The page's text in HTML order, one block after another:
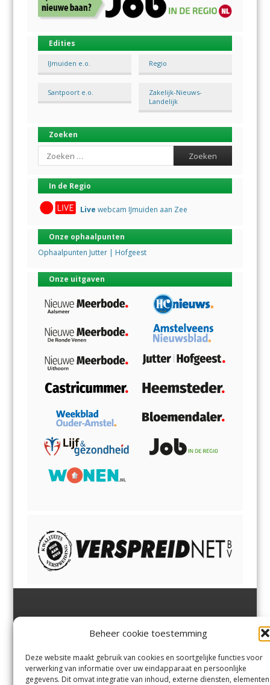
Beheer cookie toestemming
Deze website maakt gebruik van cookies en soortgelijke functies voor
verwerking van informatie over uw eindapparaat en persoonlijke
gegevens. Dit omvat integratie van inhoud, externe diensten, elementen
Edities
IJmuiden e.o. Regio
Santpoort e.o.
Zakelijk-Nieuws-
Landelijk
Zoeken
Search
In de Regio
Live webcam IJmuiden aan Zee
Onze ophaalpunten
Ophaalpunten Jutter | Hofgeest
Onze uitgaven
Margadantstraat 34
0255-533900
info@jutter.nlofinfo@hofgee
st.nl
Velserbroek,Velsen-Zuid,
Zuid,Driehuisen
Spaarnwoude.